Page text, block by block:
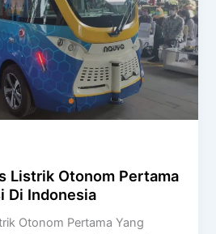
Listrik Otonom Pertama
Di Indonesia
Otonom Pertama Yang